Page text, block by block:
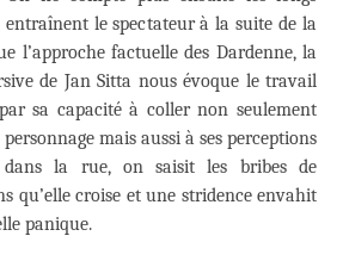
le spectateur à la suite de la
l’approche factuelle des Dardenne, la
de Jan Sitta nous évoque le travail
sa capacité à coller non seulement
mais aussi à ses perceptions
la rue, on saisit les bribes de
qu’elle croise et une stridence envahit
panique.